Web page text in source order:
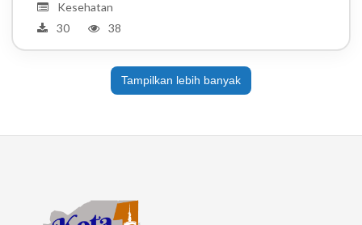
Kesehatan
30
38
Tampilkan lebih banyak